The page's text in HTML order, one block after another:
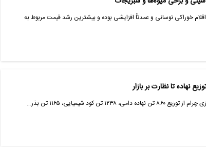
خوراکی نوسانی و عمدتاً افزایشی بوده و بیشترین رشد قیمت مربوط به
تن کود شیمیایی، ۱۱۶۵ تن بذر…